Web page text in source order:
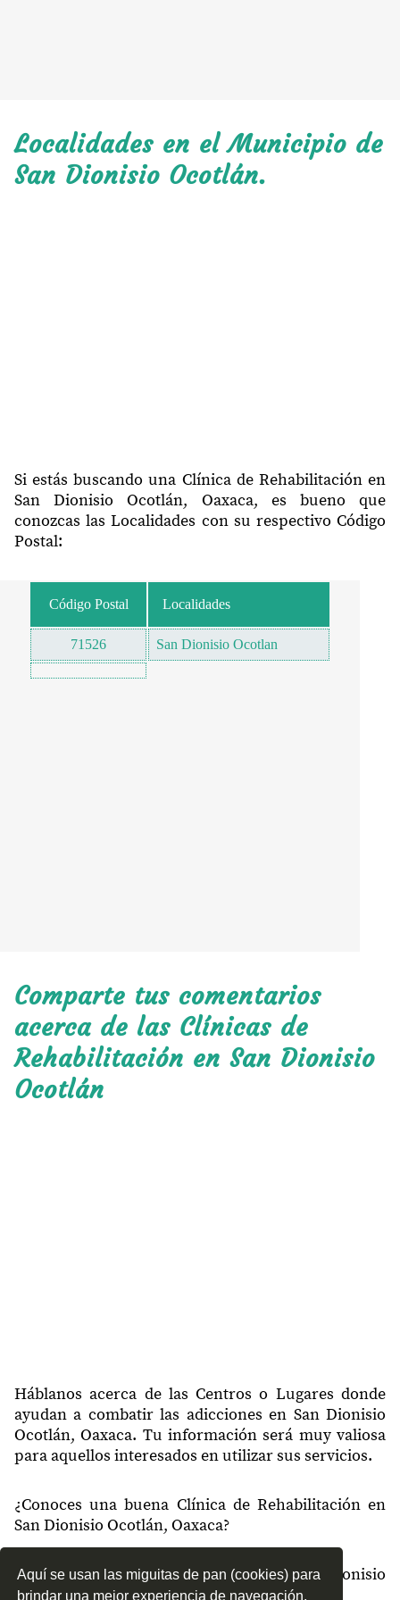
Aquí se usan las miguitas de pan (cookies) para
brindar una mejor experiencia de navegación.
Localidades en el Municipio de
San Dionisio Ocotlán.
Si estás buscando una Clínica de Rehabilitación en
San Dionisio Ocotlán, Oaxaca, es bueno que
conozcas las Localidades con su respectivo Código
Postal:
Código Postal Localidades
71526 San Dionisio Ocotlan
Comparte tus comentarios
acerca de las Clínicas de
Rehabilitación en San Dionisio
Ocotlán
Háblanos acerca de las Centros o Lugares donde
ayudan a combatir las adicciones en San Dionisio
Ocotlán, Oaxaca. Tu información será muy valiosa
para aquellos interesados en utilizar sus servicios.
¿Conoces una buena Clínica de Rehabilitación en
San Dionisio Ocotlán, Oaxaca?
¿Qué tipo de tratamientos conoces en San Dionisio
Ocotlán, Oaxaca?